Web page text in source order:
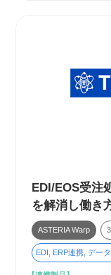
EDI/EOS受注
を解消し働き
ASTERIA Warp
EDI, ERP連携, デー